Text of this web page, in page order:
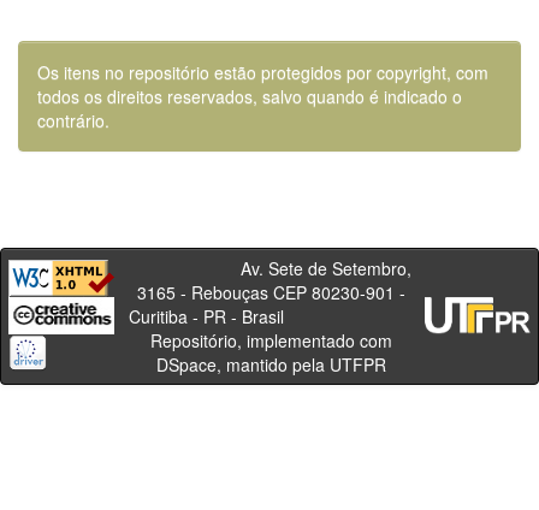
Os itens no repositório estão protegidos por copyright, com
todos os direitos reservados, salvo quando é indicado o
contrário.
Av. Sete de Setembro,
3165 - Rebouças CEP 80230-901 -
Curitiba - PR - Brasil
Repositório, implementado com
DSpace, mantido pela UTFPR